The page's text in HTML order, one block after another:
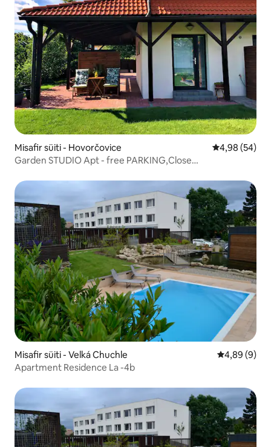
Misafir süiti - Hovorčovice 5 üzerinden
4,98 (54)
Garden STUDIO Apt - free PARKING,Close
Misafir süiti - Velká Chuchle 5 üzerinden
4,89 (9)
Apartment Residence La -4b